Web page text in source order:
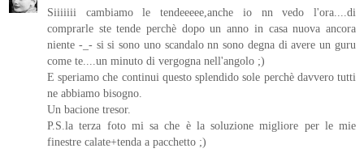
Siiiiiii cambiamo le tendeeeee,anche io nn vedo l'ora....di
comprarle ste tende perchè dopo un anno in casa nuova ancora
niente -_- si si sono uno scandalo nn sono degna di avere un guru
come te....un minuto di vergogna nell'angolo ;)
E speriamo che continui questo splendido sole perchè davvero tutti
ne abbiamo bisogno.
Un bacione tresor.
P.S.la terza foto mi sa che è la soluzione migliore per le mie
finestre calate+tenda a pacchetto ;)